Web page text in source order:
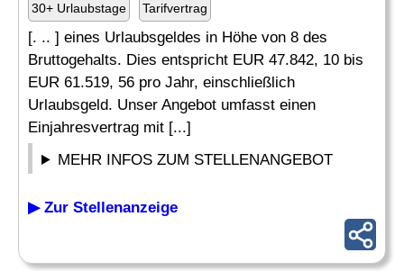
30+ Urlaubstage Tarifvertrag
[. .. ] eines Urlaubsgeldes in Höhe von 8 des
Bruttogehalts. Dies entspricht EUR 47.842, 10 bis
EUR 61.519, 56 pro Jahr, einschließlich
Urlaubsgeld. Unser Angebot umfasst einen
Einjahresvertrag mit [...]
MEHR INFOS ZUM STELLENANGEBOT
▶ Zur Stellenanzeige